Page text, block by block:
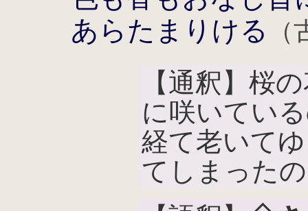
あらたまりける
【通釈】桜
に咲いてい
経て老いて
てしまった